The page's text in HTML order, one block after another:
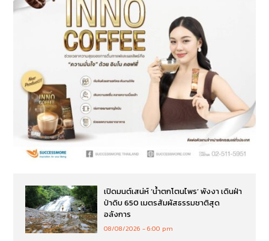
เปิดมนต์เสน่ห์ ‘น้ำตกโตนไพร’ พังงา เดินฝ่า
ป่าดิบ 650 เมตรสัมผัสธรรมชาติสุด
อลังการ
08/08/2026 6:00 pm